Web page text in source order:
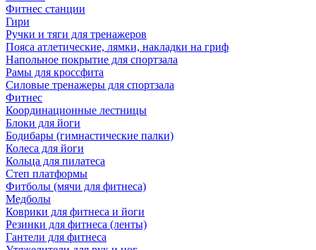
Фитнес станции
Гири
Ручки и тяги для тренажеров
Пояса атлетические, лямки, накладки на гриф
Напольное покрытие для спортзала
Рамы для кроссфита
Силовые тренажеры для спортзала
Фитнес
Координационные лестницы
Блоки для йоги
Бодибары (гимнастические палки)
Колеса для йоги
Кольца для пилатеса
Степ платформы
Фитболы (мячи для фитнеса)
Медболы
Коврики для фитнеса и йоги
Резинки для фитнеса (ленты)
Гантели для фитнеса